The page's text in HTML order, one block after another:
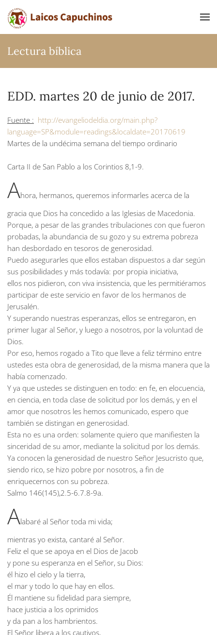
Ir al contenido principal
Lectura bíblica
EDD. martes 20 de junio de 2017.
Fuente : http://evangeliodeldia.org/main.php?
language=SP&module=readings&localdate=20170619
Martes de la undécima semana del tiempo ordinario
Carta II de San Pablo a los Corintios 8,1-9.
Ahora, hermanos, queremos informarles acerca de la
gracia que Dios ha concedido a las Iglesias de Macedonia.
Porque, a pesar de las grandes tribulaciones con que fueron
probadas, la abundancia de su gozo y su extrema pobreza
han desbordado en tesoros de generosidad.
Puedo asegurarles que ellos estaban dispuestos a dar según
sus posibilidades y más todavía: por propia iniciativa,
ellos nos pidieron, con viva insistencia, que les permitiéramos
participar de este servicio en favor de los hermanos de
Jerusalén.
Y superando nuestras esperanzas, ellos se entregaron, en
primer lugar al Señor, y luego a nosotros, por la voluntad de
Dios.
Por eso, hemos rogado a Tito que lleve a feliz término entre
ustedes esta obra de generosidad, de la misma manera que la
había comenzado.
Y ya que ustedes se distinguen en todo: en fe, en elocuencia,
en ciencia, en toda clase de solicitud por los demás, y en el
amor que nosotros les hemos comunicado, espero que
también se distingan en generosidad.
Esta no es una orden: solamente quiero que manifiesten la
sinceridad de su amor, mediante la solicitud por los demás.
Ya conocen la generosidad de nuestro Señor Jesucristo que,
siendo rico, se hizo pobre por nosotros, a fin de
enriquecernos con su pobreza.
Salmo 146(145),2.5-6.7.8-9a.
Alabaré al Señor toda mi vida;
mientras yo exista, cantaré al Señor.
Feliz el que se apoya en el Dios de Jacob
y pone su esperanza en el Señor, su Dios:
él hizo el cielo y la tierra,
el mar y todo lo que hay en ellos.
Él mantiene su fidelidad para siempre,
hace justicia a los oprimidos
y da pan a los hambrientos.
El Señor libera a los cautivos,